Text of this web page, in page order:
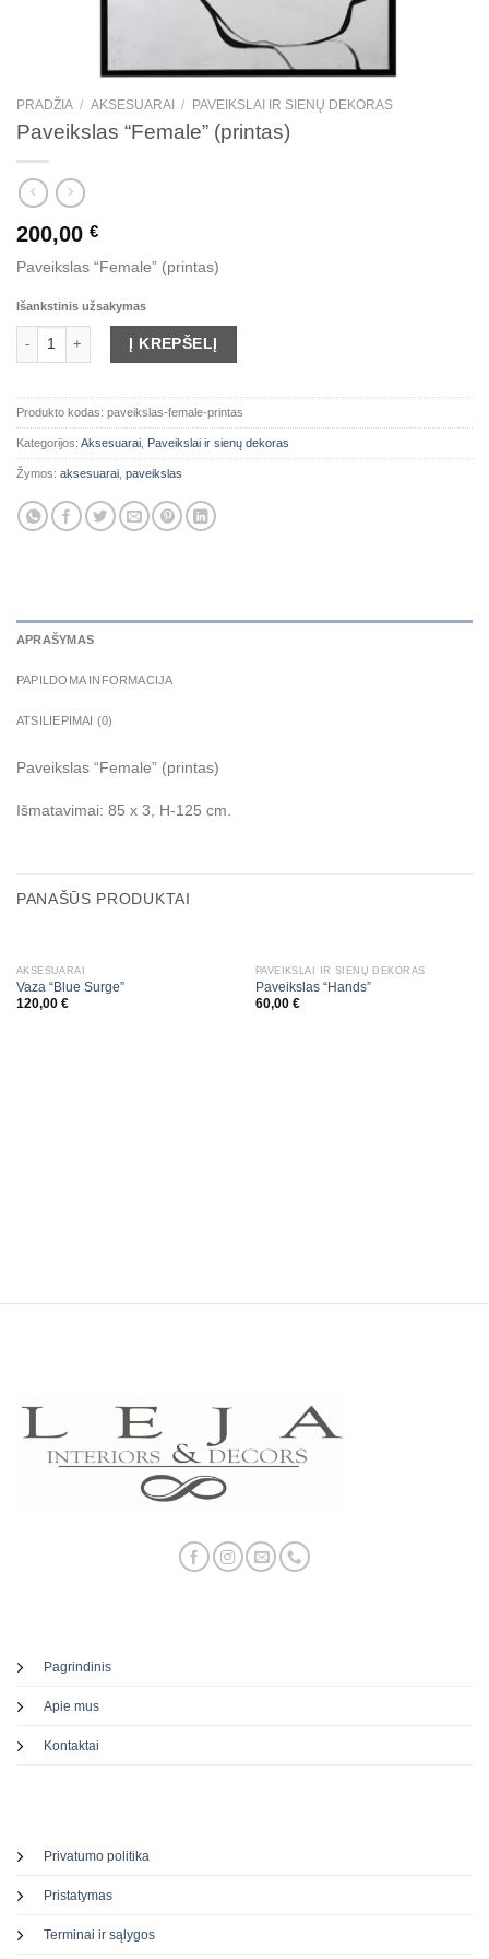
PRADŽIA / AKSESUARAI / PAVEIKSLAI IR SIENŲ DEKORAS
Paveikslas “Female” (printas)
200,00 €
Paveikslas “Female” (printas)
Išankstinis užsakymas
produkto kiekis: Paveikslas "Female" (printas)
Į KREPŠELĮ
Produkto kodas: paveikslas-female-printas
Kategorijos: Aksesuarai Paveikslai ir sienų dekoras
Žymos: aksesuarai paveikslas
APRAŠYMAS
PAPILDOMA INFORMACIJA
ATSILIEPIMAI (0)
Paveikslas “Female” (printas)
Išmatavimai: 85 x 3, H-125 cm.
PANAŠŪS PRODUKTAI
AKSESUARAI
Vaza “Blue Surge”
120,00 €
PAVEIKSLAI IR SIENŲ DEKORAS
Paveikslas “Hands”
60,00 €
Pagrindinis
Apie mus
Kontaktai
Privatumo politika
Pristatymas
Terminai ir sąlygos